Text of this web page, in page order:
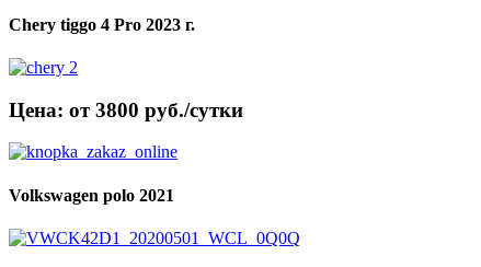
Chery tiggo 4 Pro 2023 г.
Цена: от 3800 руб./сутки
Volkswagen polo 2021